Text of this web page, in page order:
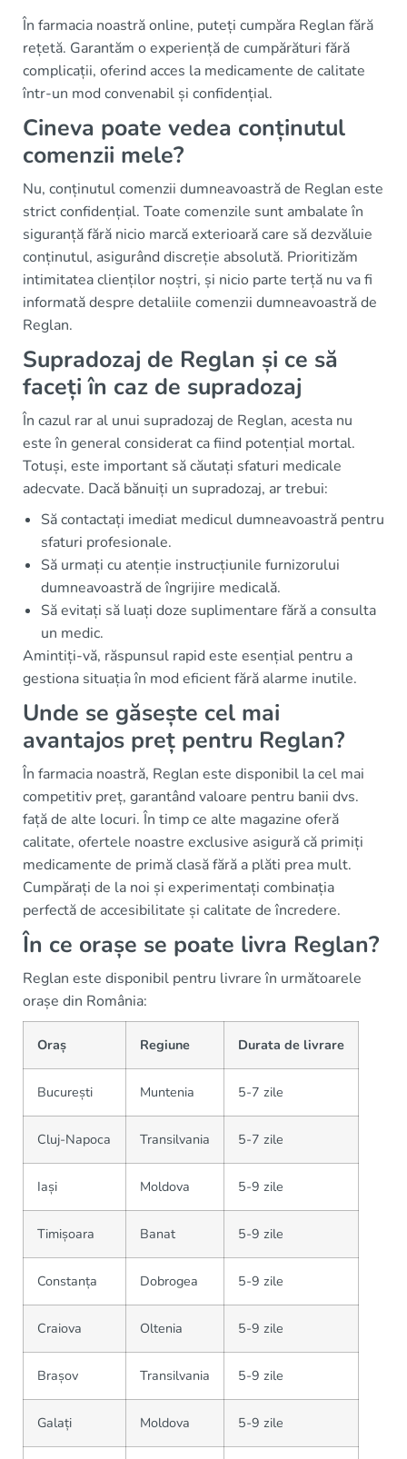
În farmacia noastră online, puteți cumpăra Reglan fără
rețetă. Garantăm o experiență de cumpărături fără
complicații, oferind acces la medicamente de calitate
într-un mod convenabil și confidențial.
Cineva poate vedea conținutul
comenzii mele?
Nu, conținutul comenzii dumneavoastră de Reglan este
strict confidențial. Toate comenzile sunt ambalate în
siguranță fără nicio marcă exterioară care să dezvăluie
conținutul, asigurând discreție absolută. Prioritizăm
intimitatea clienților noștri, și nicio parte terță nu va fi
informată despre detaliile comenzii dumneavoastră de
Reglan.
Supradozaj de Reglan și ce să
faceți în caz de supradozaj
În cazul rar al unui supradozaj de Reglan, acesta nu
este în general considerat ca fiind potențial mortal.
Totuși, este important să căutați sfaturi medicale
adecvate. Dacă bănuiți un supradozaj, ar trebui:
Să contactați imediat medicul dumneavoastră pentru
sfaturi profesionale.
Să urmați cu atenție instrucțiunile furnizorului
dumneavoastră de îngrijire medicală.
Să evitați să luați doze suplimentare fără a consulta
un medic.
Amintiți-vă, răspunsul rapid este esențial pentru a
gestiona situația în mod eficient fără alarme inutile.
Unde se găsește cel mai
avantajos preț pentru Reglan?
În farmacia noastră, Reglan este disponibil la cel mai
competitiv preț, garantând valoare pentru banii dvs.
față de alte locuri. În timp ce alte magazine oferă
calitate, ofertele noastre exclusive asigură că primiți
medicamente de primă clasă fără a plăti prea mult.
Cumpărați de la noi și experimentați combinația
perfectă de accesibilitate și calitate de încredere.
În ce orașe se poate livra Reglan?
Reglan este disponibil pentru livrare în următoarele
orașe din România:
Oraș Regiune Durata de livrare
București Muntenia 5-7 zile
Cluj-Napoca Transilvania 5-7 zile
Iași Moldova 5-9 zile
Timișoara Banat 5-9 zile
Constanța Dobrogea 5-9 zile
Craiova Oltenia 5-9 zile
Brașov Transilvania 5-9 zile
Galați Moldova 5-9 zile